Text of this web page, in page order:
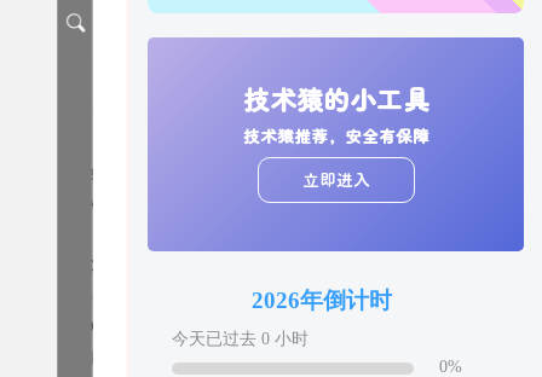
技术猿的小工具
技术猿推荐，安全有保障
立即进入